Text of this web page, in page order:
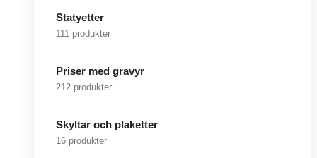
Statyetter
111 produkter
Priser med gravyr
212 produkter
Skyltar och plaketter
16 produkter